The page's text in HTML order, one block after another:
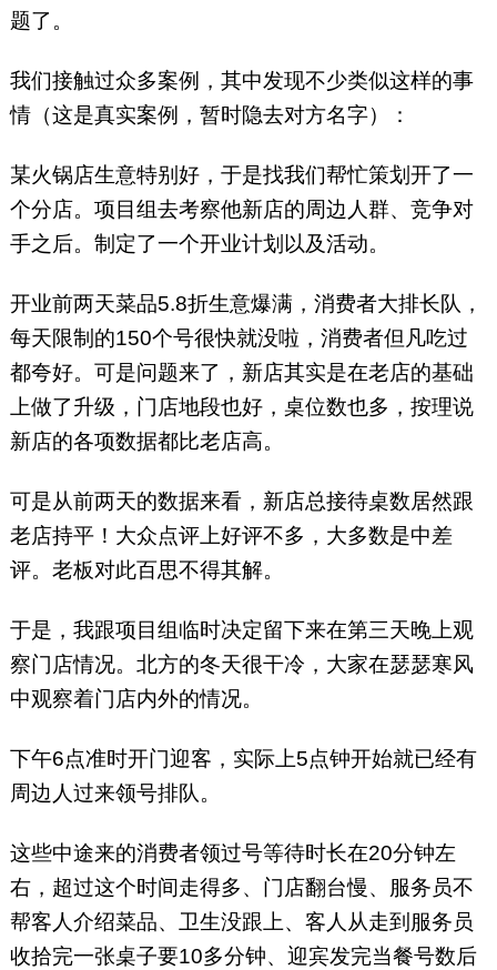
题了。
我们接触过众多案例，其中发现不少类似这样的事
情（这是真实案例，暂时隐去对方名字）：
某火锅店生意特别好，于是找我们帮忙策划开了一
个分店。项目组去考察他新店的周边人群、竞争对
手之后。制定了一个开业计划以及活动。
开业前两天菜品5.8折生意爆满，消费者大排长队，
每天限制的150个号很快就没啦，消费者但凡吃过
都夸好。可是问题来了，新店其实是在老店的基础
上做了升级，门店地段也好，桌位数也多，按理说
新店的各项数据都比老店高。
可是从前两天的数据来看，新店总接待桌数居然跟
老店持平！大众点评上好评不多，大多数是中差
评。老板对此百思不得其解。
于是，我跟项目组临时决定留下来在第三天晚上观
察门店情况。北方的冬天很干冷，大家在瑟瑟寒风
中观察着门店内外的情况。
下午6点准时开门迎客，实际上5点钟开始就已经有
周边人过来领号排队。
这些中途来的消费者领过号等待时长在20分钟左
右，超过这个时间走得多、门店翻台慢、服务员不
帮客人介绍菜品、卫生没跟上、客人从走到服务员
收拾完一张桌子要10多分钟、迎宾发完当餐号数后